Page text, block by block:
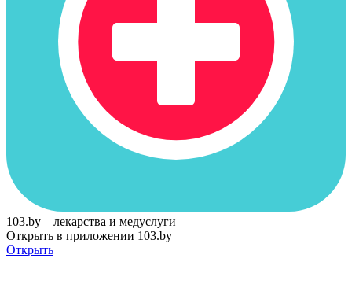
103.by – лекарства и медуслуги
Открыть в приложении 103.by
Открыть